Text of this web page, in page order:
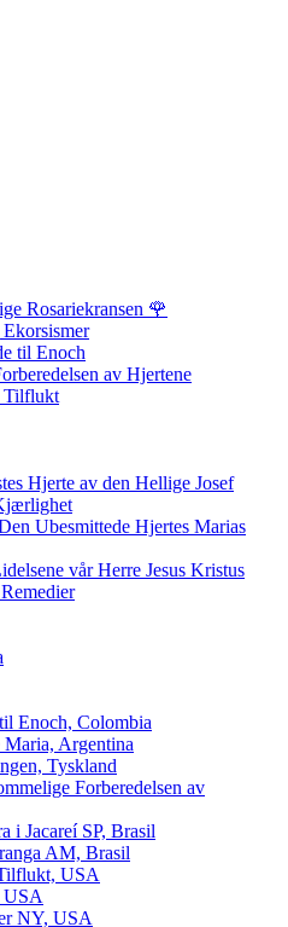
Rosariekransen 🌹
til Enoch
av Hjertene
Tilflukt
Hjerte av den Hellige Josef
Ubesmittede Hjertes Marias
vår Herre Jesus Kristus
Enoch, Colombia
Argentina
Tyskland
Forberedelsen av
i Jacareí SP, Brasil
AM, Brasil
USA
USA
NY, USA